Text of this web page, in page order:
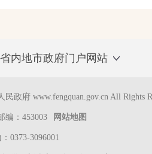
省内地市政府门户网站
政府 www.fengquan.gov.cn All Rights
：453003 网站地图
0373-3096001